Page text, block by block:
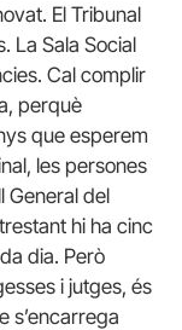
El Tribunal
La Sala Social
Cal complir
perquè
que esperem
les persones
General del
hi ha cinc
dia. Però
i jutges, és
s’encarrega